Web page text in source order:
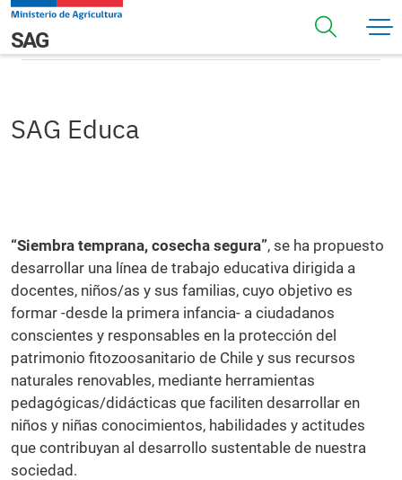
Pasar al contenido principal
Navegación principal
SAGSAG Educa
SAG Educa
“Siembra temprana, cosecha segura”, se ha propuesto
desarrollar una línea de trabajo educativa dirigida a
docentes, niños/as y sus familias, cuyo objetivo es
formar -desde la primera infancia- a ciudadanos
conscientes y responsables en la protección del
patrimonio fitozoosanitario de Chile y sus recursos
naturales renovables, mediante herramientas
pedagógicas/didácticas que faciliten desarrollar en
niños y niñas conocimientos, habilidades y actitudes
que contribuyan al desarrollo sustentable de nuestra
sociedad.